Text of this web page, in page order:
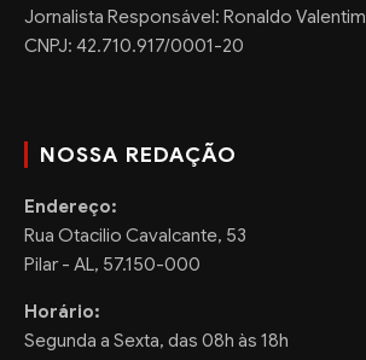
Jornalista Responsável: Ronaldo Valentim
CNPJ: 42.710.917/0001-20
NOSSA REDAÇÃO
Endereço:
Rua Otacilio Cavalcante, 53
Pilar - AL, 57.150-000
Horário:
Segunda a Sexta, das 08h às 18h